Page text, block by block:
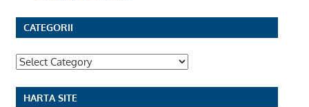
CATEGORII
Categorii
HARTA SITE